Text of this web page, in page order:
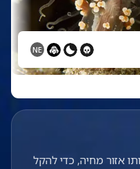
NE
אזור מחיה, כדי להקל